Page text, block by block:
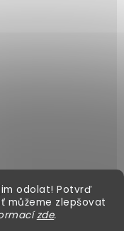
odolat! Potvrď
můžeme zlepšovat
zde.